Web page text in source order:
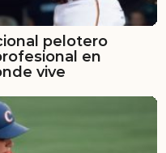
pelotero
en
vive